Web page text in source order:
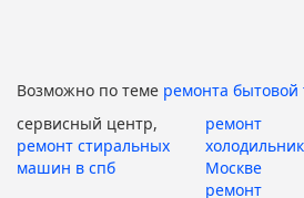
Возможно по теме ремонта бытовой
сервисный центр,
ремонт стиральных
машин в спб
ремонт
Москве
ремонт